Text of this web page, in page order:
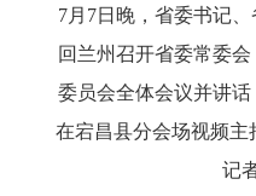
7月7日晚，省委书记
回兰州召开省委常委
委员会全体会议并讲
在宕昌县分会场视频主
记